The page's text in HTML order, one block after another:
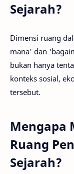
Sejarah?
Dimensi ruang
mana' dan
bukan hanya
konteks sosial,
tersebut.
Mengapa
Ruang
Sejarah?